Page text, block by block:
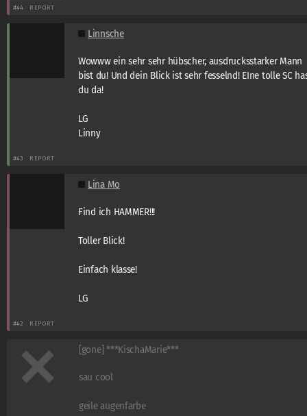
#44 REPORT
Linnsche
Wowww ein sehr sehr hübscher, ausdrucksstarker Mann
bist du! Und dein Blick ist sehr fesselnd! EIne tolle SC
du da!
LG
Linny
#43 REPORT
Lina Mo
Find ich HAMMER!!!
Toller Blick!
Einfach klasse!
LG
#42 REPORT
[gone] ***KischaMarie***
sau cool
geile augenfarbe